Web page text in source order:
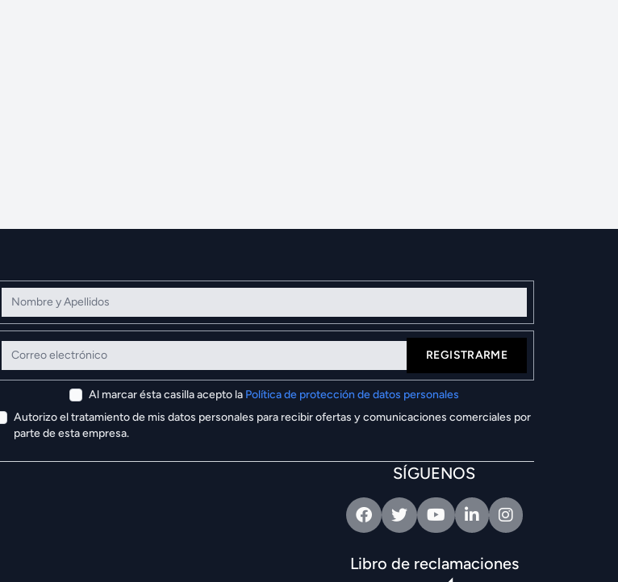
Nombre y Apellidos
Correo electrónico
REGISTRARME
Al marcar ésta casilla acepto la Política de protección de datos personales
Autorizo el tratamiento de mis datos personales para recibir ofertas y comunicaciones comerciales por
parte de esta empresa.
SÍGUENOS
FacebookTwitterYoutubeLinkedinIntagram
Libro de reclamaciones